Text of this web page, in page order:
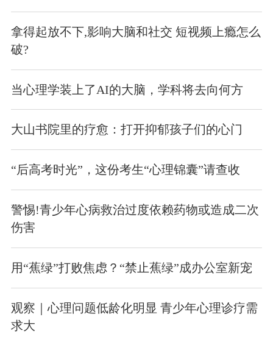
拿得起放不下,影响大脑和社交 短视频上瘾怎么
破?
当心理学装上了AI的大脑，学科将去向何方
大山书院里的疗愈：打开抑郁孩子们的心门
“后高考时光”，这份考生“心理锦囊”请查收
警惕!青少年心病救治过度依赖药物或造成二次
伤害
用“蕉绿”打败焦虑？“禁止蕉绿”成办公室新宠
观察｜心理问题低龄化明显 青少年心理诊疗需
求大